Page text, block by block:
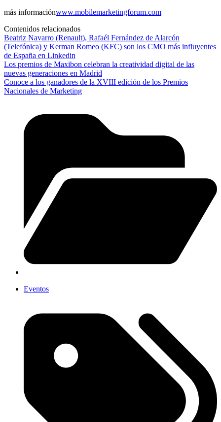
más informaciónwww.mobilemarketingforum.com
Contenidos relacionados
Beatriz Navarro (Renault), Rafaél Fernández de Alarcón
(Telefónica) y Kerman Romeo (KFC) son los CMO más influyentes
de España en Linkedin
Los premios de Maxibon celebran la creatividad digital de las
nuevas generaciones en Madrid
Conoce a los ganadores de la XVIII edición de los Premios
Nacionales de Marketing
Eventos